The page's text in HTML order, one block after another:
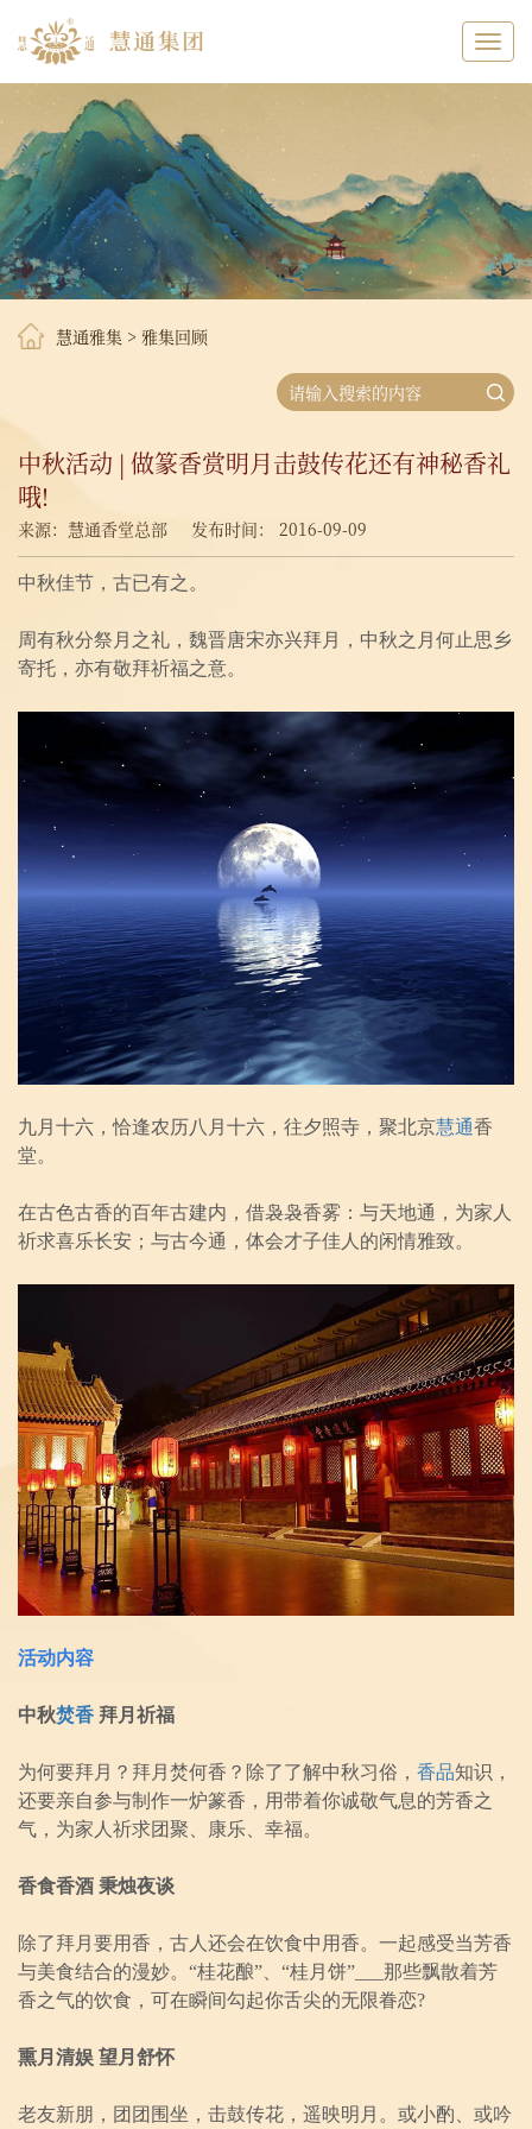
慧通雅集 > 雅集回顾
中秋活动 | 做篆香赏明月击鼓传花还有神秘香礼
哦!
来源：慧通香堂总部 发布时间： 2016-09-09
中秋佳节，古已有之。
周有秋分祭月之礼，魏晋唐宋亦兴拜月，中秋之月何止思乡
寄托，亦有敬拜祈福之意。
九月十六，恰逢农历八月十六，往夕照寺，聚北京慧通香
堂。
在古色古香的百年古建内，借袅袅香雾：与天地通，为家人
祈求喜乐长安；与古今通，体会才子佳人的闲情雅致。
活动内容
中秋焚香 拜月祈福
为何要拜月？拜月焚何香？除了了解中秋习俗， 香品知识，
还要亲自参与制作一炉篆香，用带着你诚敬气息的芳香之
气，为家人祈求团聚、康乐、幸福。
香食香酒 秉烛夜谈
除了拜月要用香，古人还会在饮食中用香。一起感受当芳香
与美食结合的漫妙。“桂花酿”、“桂月饼”___那些飘散着芳
香之气的饮食，可在瞬间勾起你舌尖的无限眷恋?
熏月清娱 望月舒怀
老友新朋，团团围坐，击鼓传花，遥映明月。或小酌、或吟